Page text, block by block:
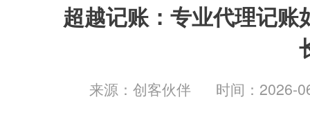
超越记账：专业代理记
来源：创客伙伴 时间：2026-